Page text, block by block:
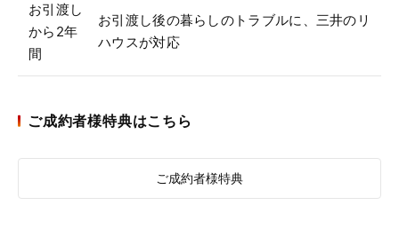
お引渡し
から2年
間
お引渡し後の暮らしのトラブルに、三井のリ
ハウスが対応
ご成約者様特典はこちら
ご成約者様特典